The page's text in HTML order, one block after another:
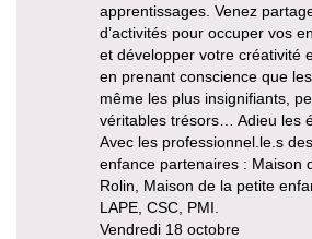
apprentissages. Venez
d’activités pour occuper vos
et développer votre créativité
en prenant conscience que
même les plus insignifiants,
véritables trésors… Adieu les
Avec les professionnel.le.s
enfance partenaires : Maison
Rolin, Maison de la petite
LAPE, CSC, PMI.
Vendredi 18 octobre